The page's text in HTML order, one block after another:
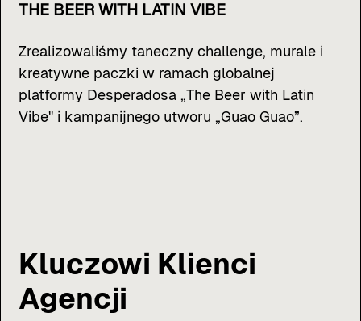
THE BEER WITH LATIN VIBE
Zrealizowaliśmy taneczny challenge, murale i
kreatywne paczki w ramach globalnej
platformy Desperadosa „The Beer with Latin
Vibe" i kampanijnego utworu „Guao Guao”.
Kluczowi Klienci
Agencji